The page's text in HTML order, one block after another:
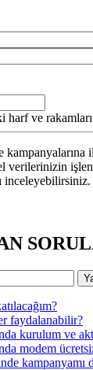
harf ve
verilerinizin
faydalanabilir?
kurulum ve
modem
kampanyamı